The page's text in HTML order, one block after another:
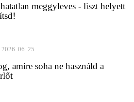
meggyleves - liszt helyett
2026. 06. 25.
amire soha ne használd a